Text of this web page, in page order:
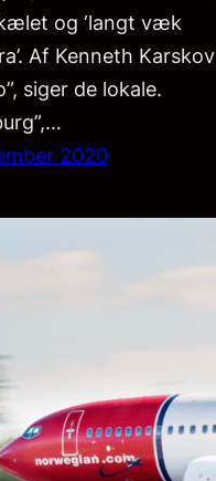
og ‘langt væk
Af Kenneth Karskov
siger de lokale.
2020